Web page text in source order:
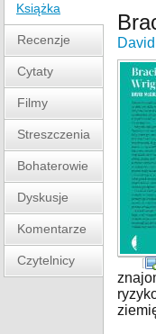
Książka
Recenzje
Cytaty
Filmy
Streszczenia
Bohaterowie
Dyskusje
Komentarze
Czytelnicy [